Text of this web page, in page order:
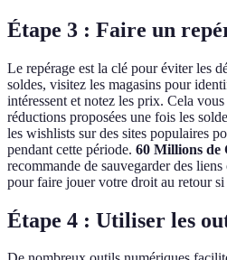
Étape 3 : Faire un
Le repérage est la clé pour éviter les
soldes, visitez les magasins pour
intéressent et notez les prix. Cela
réductions proposées une fois les
les wishlists sur des sites populaires
pendant cette période. 60 Millions de
recommande de sauvegarder des
pour faire jouer votre droit au retour si
Étape 4 : Utiliser les